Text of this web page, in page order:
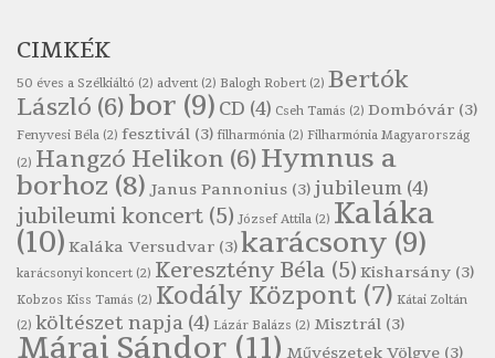
Szélkiáltó
Robert Burns: Árpa Jankó
Szélkiáltó
Robert Burns: Most hoci a számlát
Szélkiáltó
Robert Burns: Most hoci a számlát
Szélkiáltó
Robert Burns: Nagyhasú flaskó…
Szélkiáltó
Robert Burns: Skót ital
Szélkáltó
CIMKÉK
50 éves a Szélkiáltó (2) advent (2) Balogh Robert (2) Bertók
László (6)bor (9) CD (4) Cseh Tamás (2) Dombóvár (3)
Fenyvesi Béla (2) fesztivál (3) filharmónia (2) Filharmónia Magyarország
(2) Hangzó Helikon (6)Hymnus a
borhoz (8) Janus Pannonius (3)jubileum (4)
jubileumi koncert (5) József Attila (2) Kaláka
(10) Kaláka Versudvar (3)karácsony (9)
karácsonyi koncert (2) Keresztény Béla (5) Kisharsány (3)
Kobzos Kiss Tamás (2) Kodály Központ (7) Kátai Zoltán
(2) költészet napja (4) Lázár Balázs (2) Misztrál (3)
Márai Sándor (11) Művészetek Völgye (3)